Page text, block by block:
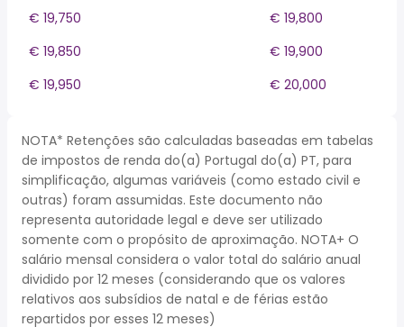
€ 19,750
€ 19,800
€ 19,850
€ 19,900
€ 19,950
€ 20,000
NOTA* Retenções são calculadas baseadas em tabelas
de impostos de renda do(a) Portugal do(a) PT, para
simplificação, algumas variáveis (como estado civil e
outras) foram assumidas. Este documento não
representa autoridade legal e deve ser utilizado
somente com o propósito de aproximação. NOTA+ O
salário mensal considera o valor total do salário anual
dividido por 12 meses (considerando que os valores
relativos aos subsídios de natal e de férias estão
repartidos por esses 12 meses)